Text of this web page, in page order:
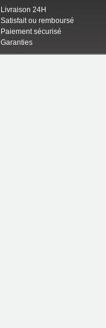
Livraison 24H
Satisfait ou remboursé
Paiement sécurisé
Garanties